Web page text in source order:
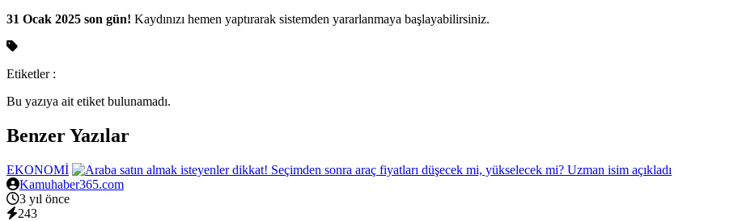
31 Ocak 2025 son gün! Kaydınızı hemen yaptırarak sistemden yararlanmaya başlayabilirsiniz.
Etiketler :
Bu yazıya ait etiket bulunamadı.
Benzer Yazılar
EKONOMİ
Kamuhaber365.com
3 yıl önce
243